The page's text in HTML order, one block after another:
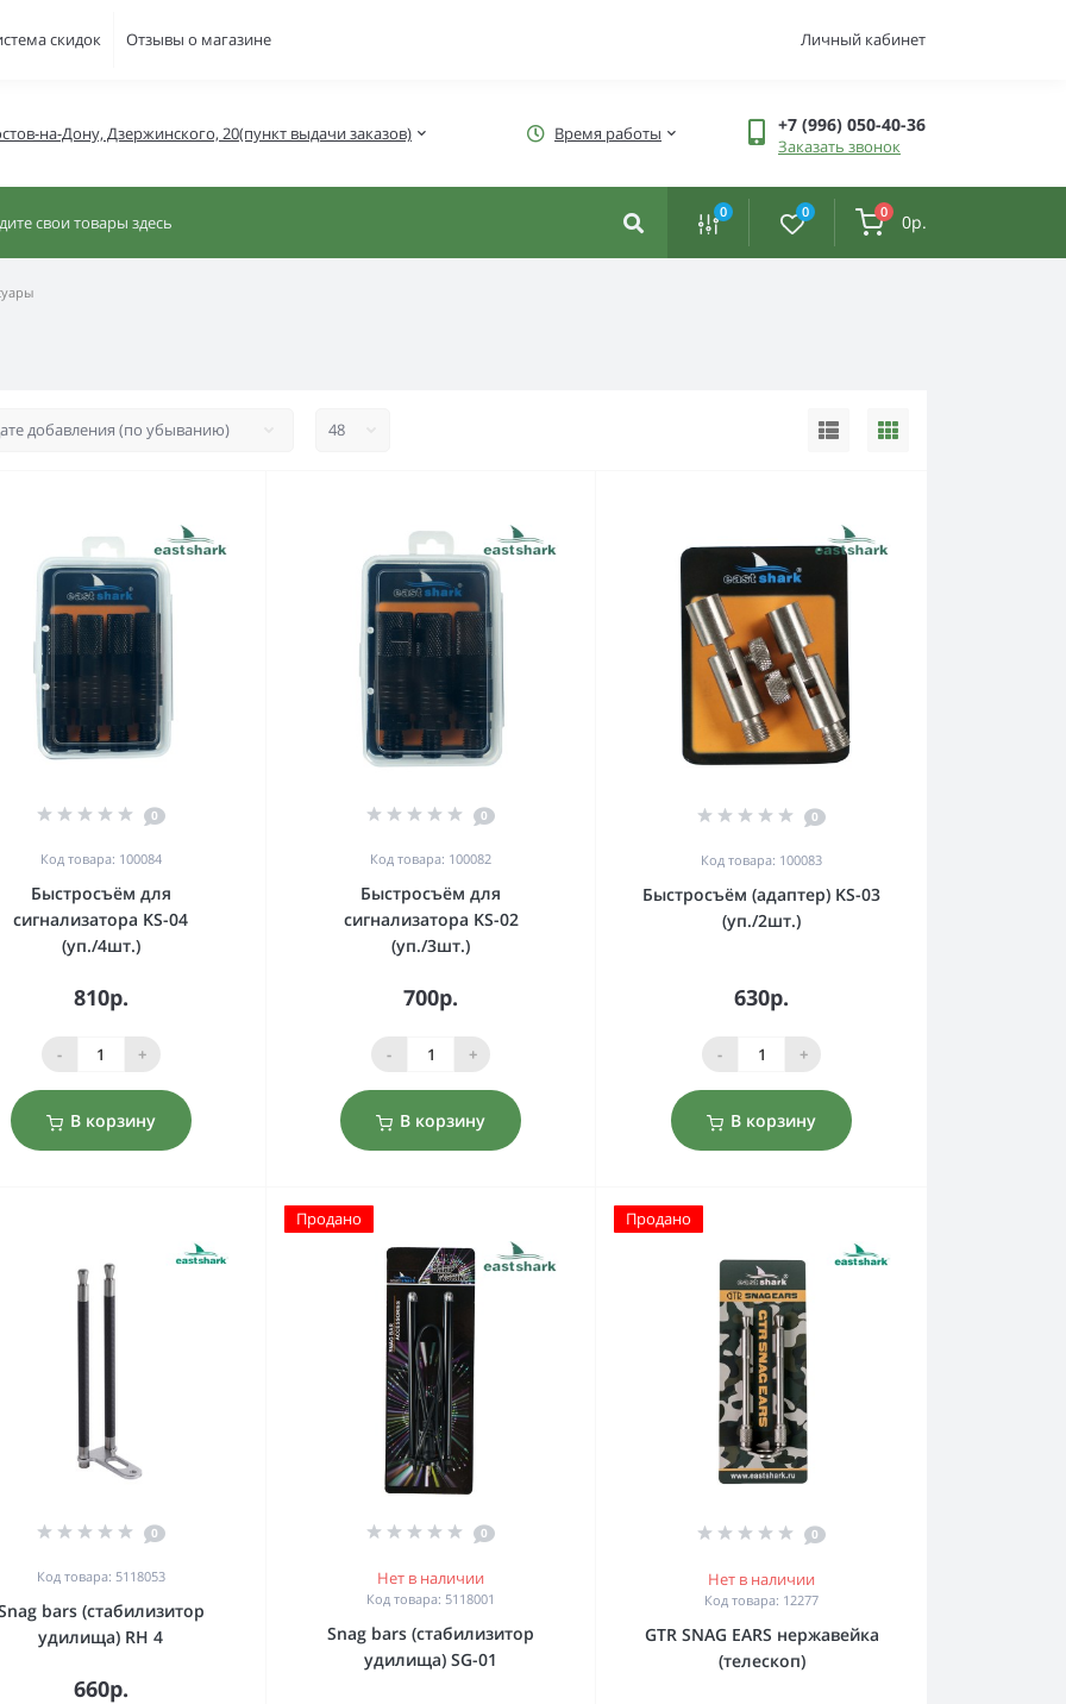
скидок Отзывы о магазине Личный кабинет
на-Дону, Дзержинского, 20(пункт выдачи заказов) Время работы +7 (996) 050-40-36
Заказать звонок
0 0 0 0р.
0
Код товара: 100084
Быстросъём для
сигнализатора KS-04
(уп./4шт.)
810р.
- +
В корзину
0
Код товара: 100082
Быстросъём для
сигнализатора KS-02
(уп./3шт.)
700р.
- +
В корзину
0
Код товара: 100083
Быстросъём (адаптер) KS-03
(уп./2шт.)
630р.
- +
В корзину
0
Код товара: 5118053
bars (стабилизитор
удилища) RH 4
660р.
Продано
0
Нет в наличии
Код товара: 5118001
Snag bars (стабилизитор
удилища) SG-01
Продано
0
Нет в наличии
Код товара: 12277
GTR SNAG EARS нержавейка
(телескоп)